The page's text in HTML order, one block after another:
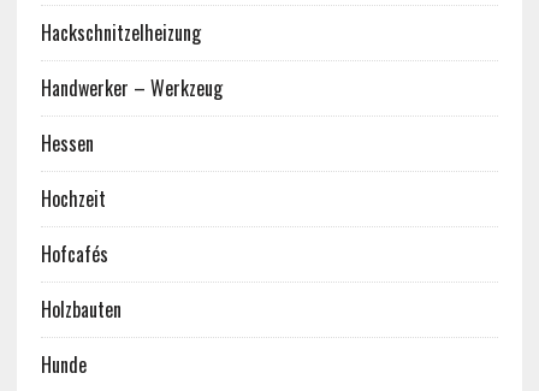
Hackschnitzelheizung
Handwerker – Werkzeug
Hessen
Hochzeit
Hofcafés
Holzbauten
Hunde